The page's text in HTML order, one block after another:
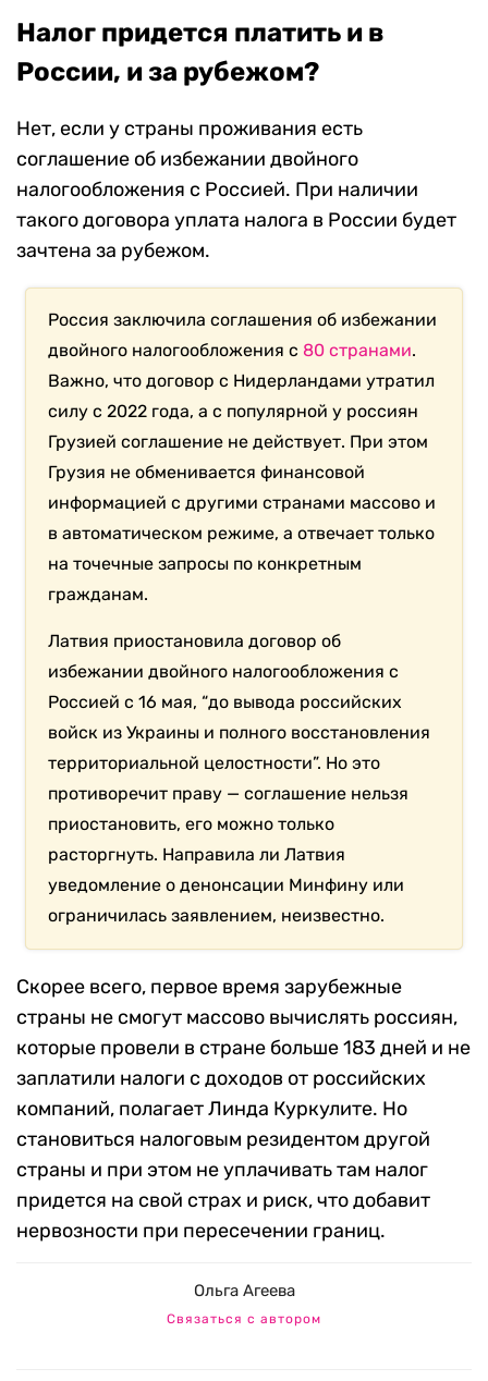
Налог придется платить и в
России, и за рубежом?
Нет, если у страны проживания есть
соглашение об избежании двойного
налогообложения с Россией. При наличии
такого договора уплата налога в России будет
зачтена за рубежом.
Россия заключила соглашения об избежании
двойного налогообложения с 80 странами.
Важно, что договор с Нидерландами утратил
силу с 2022 года, а с популярной у россиян
Грузией соглашение не действует. При этом
Грузия не обменивается финансовой
информацией с другими странами массово и
в автоматическом режиме, а отвечает только
на точечные запросы по конкретным
гражданам.
Латвия приостановила договор об
избежании двойного налогообложения с
Россией с 16 мая, “до вывода российских
войск из Украины и полного восстановления
территориальной целостности”. Но это
противоречит праву — соглашение нельзя
приостановить, его можно только
расторгнуть. Направила ли Латвия
уведомление о денонсации Минфину или
ограничилась заявлением, неизвестно.
Скорее всего, первое время зарубежные
страны не смогут массово вычислять россиян,
которые провели в стране больше 183 дней и не
заплатили налоги с доходов от российских
компаний, полагает Линда Куркулите. Но
становиться налоговым резидентом другой
страны и при этом не уплачивать там налог
придется на свой страх и риск, что добавит
нервозности при пересечении границ.
Ольга Агеева
Связаться с автором